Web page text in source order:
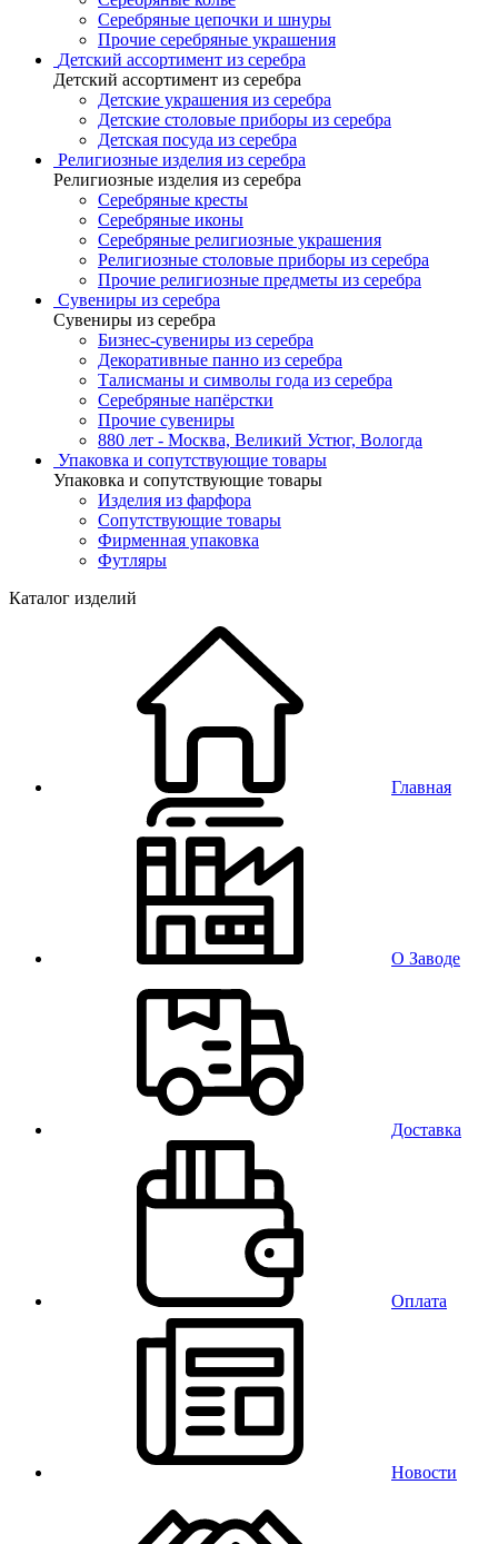
Серебряные цепочки и шнуры
Прочие серебряные украшения
Детский ассортимент из серебра
Детский ассортимент из серебра
Детские украшения из серебра
Детские столовые приборы из серебра
Детская посуда из серебра
Религиозные изделия из серебра
Религиозные изделия из серебра
Серебряные кресты
Серебряные иконы
Серебряные религиозные украшения
Религиозные столовые приборы из серебра
Прочие религиозные предметы из серебра
Сувениры из серебра
Сувениры из серебра
Бизнес-сувениры из серебра
Декоративные панно из серебра
Талисманы и символы года из серебра
Серебряные напёрстки
Прочие сувениры
880 лет - Москва, Великий Устюг, Вологда
Упаковка и сопутствующие товары
Упаковка и сопутствующие товары
Изделия из фарфора
Сопутствующие товары
Фирменная упаковка
Футляры
Каталог изделий
Главная
О Заводе
Доставка
Оплата
Новости